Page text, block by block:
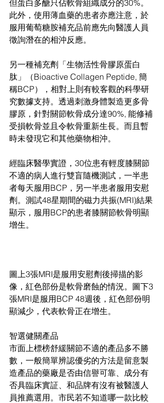
但蛋白多醣只佔軟骨組織成分的30%。
此外，使用薄血藥的患者亦應注意，於
服用葡萄糖胺補充品前應先向醫護人員
徵詢潛在的相沖反應。
另一種補充劑「生物活性骨膠原蛋白
肽」（Bioactive Collagen Peptide, 簡
稱BCP），相對上則有較客觀的科學研
究數據支持。透過刺激身體製造更多骨
膠原，針對關節軟骨成分達90%, 能修補
受損軟骨並且令軟骨重新生長。而且暫
時未發現它和其他藥物相沖。
經臨床醫學實證，30位患有輕度膝關節
不適的病人進行雙盲隨機測試，一半患
者每天服用BCP，另一半患者服用安慰
劑。測試48星期間的磁力共振(MRI)結果
顯示，服用BCP的患者膝關節軟骨明顯
增生。
圖上3張MRI是服用安慰劑後掃描的影
像，紅色部份是軟骨磨蝕的情況。圖下3
張MRI是服用BCP 48週後，紅色部份明
顯減少，代表軟骨正在增生。
智選健關產品
市面上標榜舒緩關節不適的產品多不勝
數，一般簡單辨認優劣的方法是留意製
造產品的藥廠是否由信譽可靠、成分有
否具臨床實証、和品牌有沒有被醫護人
員推薦選用。市民若不知道哪一款比較